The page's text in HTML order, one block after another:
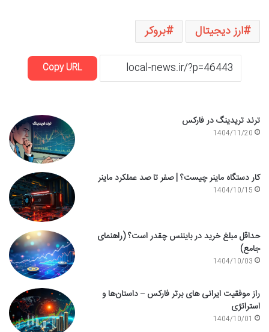
ارز دیجیتال بروکر
Copy URL
ترند تریدینگ در فارکس
1404/11/20
کار دستگاه ماینر چیست؟ | صفر تا صد عملکرد ماینر
1404/10/15
حداقل مبلغ خرید در بایننس چقدر است؟ (راهنمای
جامع)
1404/10/03
راز موفقیت ایرانی های برتر فارکس – داستان‌ها و
استراتژی
1404/10/01